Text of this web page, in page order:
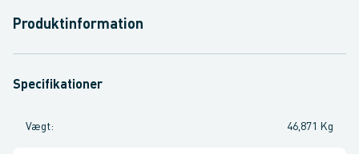
Produktinformation
Specifikationer
Vægt: 46,871 Kg